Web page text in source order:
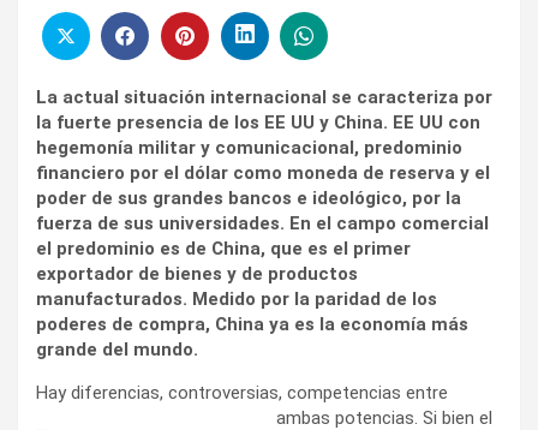
La actual situación internacional se caracteriza por
la fuerte presencia de los EE UU y China. EE UU con
hegemonía militar y comunicacional, predominio
financiero por el dólar como moneda de reserva y el
poder de sus grandes bancos e ideológico, por la
fuerza de sus universidades. En el campo comercial
el predominio es de China, que es el primer
exportador de bienes y de productos
manufacturados. Medido por la paridad de los
poderes de compra, China ya es la economía más
grande del mundo.
Hay diferencias, controversias, competencias entre
ambas potencias. Si bien el